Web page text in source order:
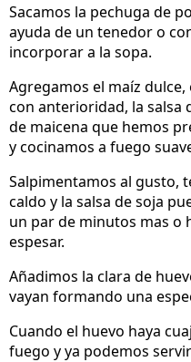
Sacamos la pechuga de
ayuda de un tenedor o
incorporar a la sopa.
Agregamos el maíz
con anterioridad, la salsa
de maicena que hemos
y cocinamos a fuego
Salpimentamos al gusto,
caldo y la salsa de soja
un par de minutos mas o
espesar.
Añadimos la clara de
vayan formando una
Cuando el huevo haya
fuego y ya podemos